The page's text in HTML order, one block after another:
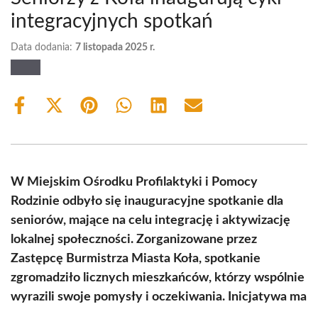
integracyjnych spotkań
Data dodania: 7 listopada 2025 r.
Share
Share
(Twitter)
Share Share Share Share
W Miejskim Ośrodku Profilaktyki i Pomocy
Rodzinie odbyło się inauguracyjne spotkanie dla
seniorów, mające na celu integrację i aktywizację
lokalnej społeczności. Zorganizowane przez
Zastępcę Burmistrza Miasta Koła, spotkanie
zgromadziło licznych mieszkańców, którzy wspólnie
wyrazili swoje pomysły i oczekiwania. Inicjatywa ma